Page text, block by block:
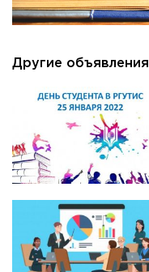
Другие объявления